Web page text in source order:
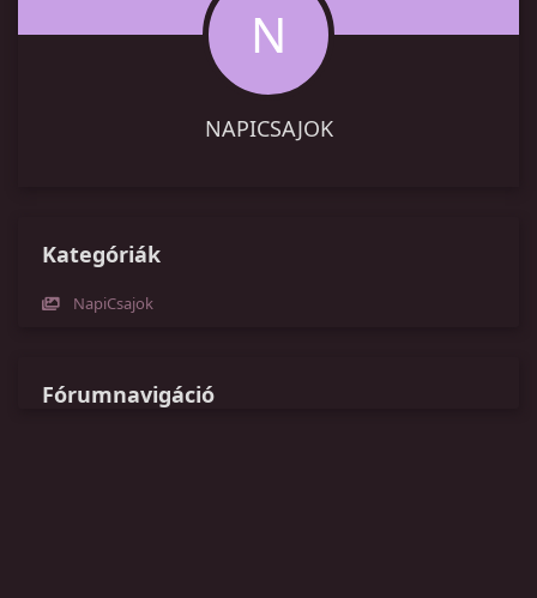
N
NAPICSAJOK
Kategóriák
NapiCsajok
Fórumnavigáció